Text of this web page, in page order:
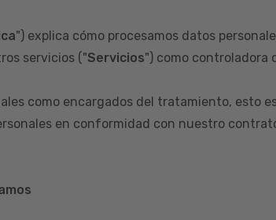
") explica cómo procesamos datos
servicios ("Servicios") como controladora
como encargados del tratamiento, esto
en conformidad con nuestro